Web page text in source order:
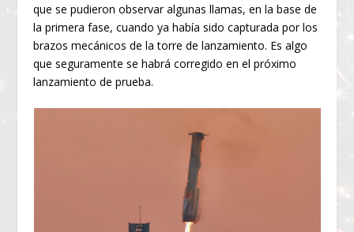
que se pudieron observar algunas llamas, en la base de
la primera fase, cuando ya había sido capturada por los
brazos mecánicos de la torre de lanzamiento. Es algo
que seguramente se habrá corregido en el próximo
lanzamiento de prueba.